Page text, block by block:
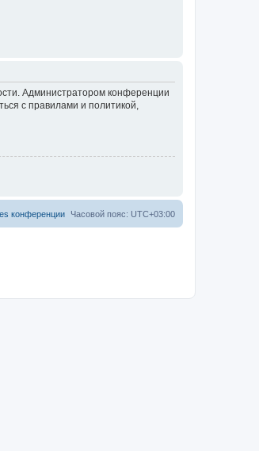
Администратором конференции
с правилами и политикой,
Часовой пояс: UTC+03:00
конференции